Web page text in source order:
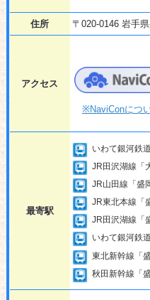
住所 〒020-0146 岩手
アクセス
※NaviConにつ
最寄駅
いわて銀河鉄
JR田沢湖線「
JR山田線「盛
JR東北本線「
JR田沢湖線「
いわて銀河鉄
東北新幹線「
秋田新幹線「